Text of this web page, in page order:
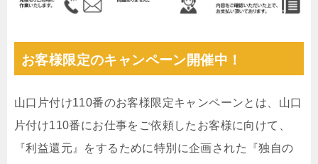
お客様限定のキャンペーン開催中！
山口片付け110番のお客様限定キャンペーンとは、山口
片付け110番にお仕事をご依頼したお客様に向けて、
『利益還元』をするために特別に企画された『独自の